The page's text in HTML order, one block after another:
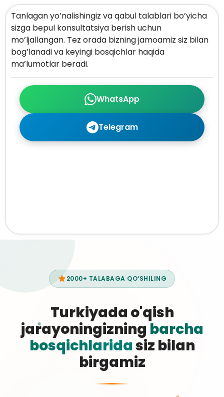
WhatsApp
Telegram
Tanlagan yo’nalishingiz va qabul talablari bo’yicha
sizga bepul konsultatsiya berish uchun
mo’ljallangan. Tez orada bizning jamoamiz siz bilan
bog’lanadi va keyingi bosqichlar haqida
ma’lumotlar beradi.
2000+ TALABAGA QO‘SHILING
Turkiyada o'qish
jarayoningizning barcha
bosqichlaridasiz bilan
birgamiz